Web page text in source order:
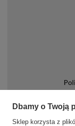
Dbamy o Twoją
Sklep korzysta z